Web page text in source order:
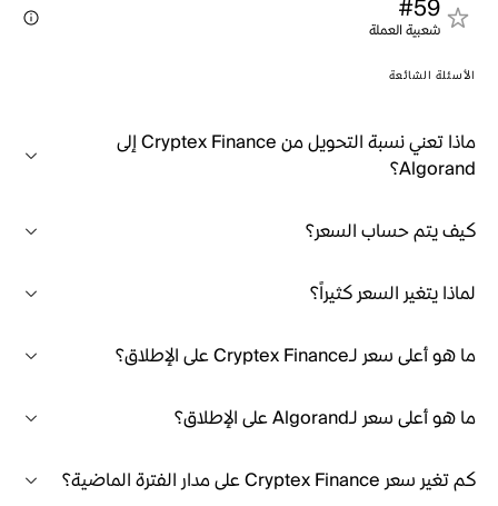
#59
شعبية العملة
الأسئلة الشائعة
ماذا تعني نسبة التحويل من Cryptex Finance إلى
Algorand؟
كيف يتم حساب السعر؟
لماذا يتغير السعر كثيراً؟
ما هو أعلى سعر لـCryptex Finance على الإطلاق؟
ما هو أعلى سعر لـAlgorand على الإطلاق؟
كم تغير سعر Cryptex Finance على مدار الفترة الماضية؟